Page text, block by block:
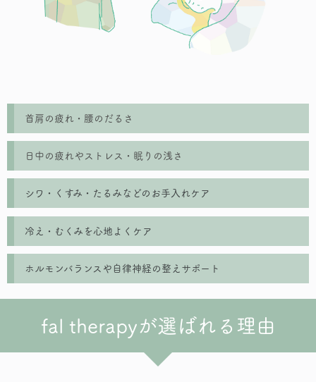
首肩の疲れ・腰のだるさ
日中の疲れやストレス・眠りの浅さ
シワ・くすみ・たるみなどのお手入れケア
冷え・むくみを心地よくケア
ホルモンバランスや自律神経の整えサポート
fal therapyが選ばれる理由